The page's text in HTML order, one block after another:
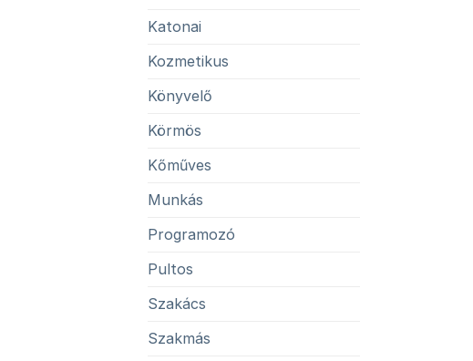
Katonai
Kozmetikus
Könyvelő
Körmös
Kőműves
Munkás
Programozó
Pultos
Szakács
Szakmás